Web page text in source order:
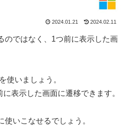
2024.01.21 2024.02.11
のではなく、1つ前に表示した画
使いましょう。
表示した画面に遷移できます。
いこなせるでしょう。